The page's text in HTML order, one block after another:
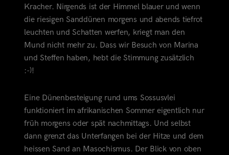
Kracher. Nirgends ist der Himmel blauer und wenn
die riesigen Sanddünen morgens und abends tiefrot
leuchten und Schatten werfen, kriegt man den
Mund nicht mehrzu. Dass wir Besuch von Marina
und Steffen haben, hebt die Stimmung zusätzlich
:-)!
Eine Dünenbesteigung rund ums Sossusvlei
funktioniert im afrikanischen Sommer eigentlich nur
früh morgens oder spät nachmittags. Und selbst
dann grenzt das Unterfangen bei der Hitze und dem
heissen Sand an Masochismus. Der Blick von oben